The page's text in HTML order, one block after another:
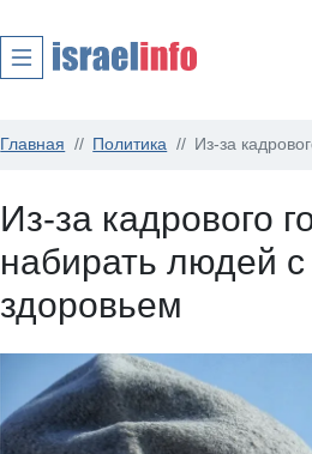
Главная Политика Из-за
Из-за кадрового
набирать людей
здоровьем